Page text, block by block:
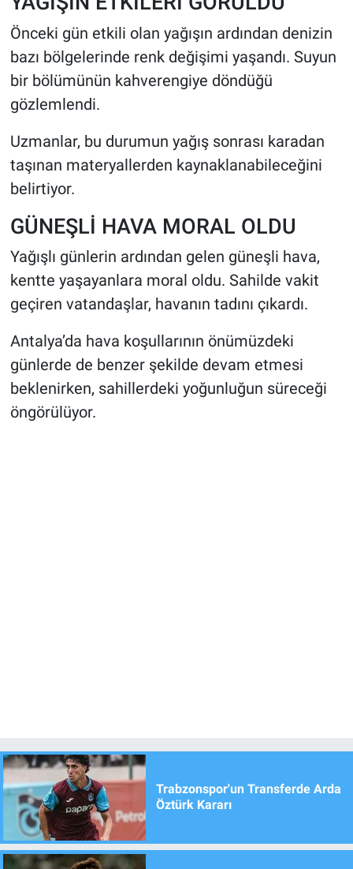
Önceki gün etkili olan yağışın ardından denizin
bazı bölgelerinde renk değişimi yaşandı. Suyun
bir bölümünün kahverengiye döndüğü
gözlemlendi.
Uzmanlar, bu durumun yağış sonrası karadan
taşınan materyallerden kaynaklanabileceğini
belirtiyor.
GÜNEŞLİ HAVA MORAL OLDU
Yağışlı günlerin ardından gelen güneşli hava,
kentte yaşayanlara moral oldu. Sahilde vakit
geçiren vatandaşlar, havanın tadını çıkardı.
Antalya’da hava koşullarının önümüzdeki
günlerde de benzer şekilde devam etmesi
beklenirken, sahillerdeki yoğunluğun süreceği
öngörülüyor.
Trabzonspor'un Transferde Arda
Öztürk Kararı